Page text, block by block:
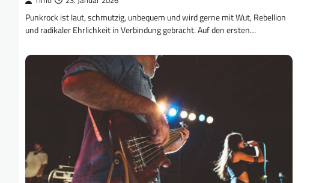
Punkrock ist laut, schmutzig, unbequem und wird gerne mit Wut, Rebellion
und radikaler Ehrlichkeit in Verbindung gebracht. Auf den ersten…